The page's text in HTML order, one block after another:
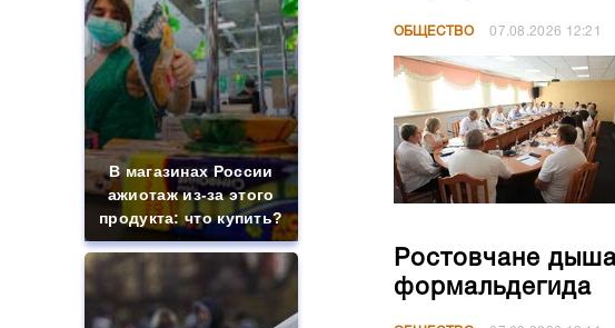
В магазинах России
ажиотаж из-за этого
продукта: что купить?
ОБЩЕСТВО 07.08.2026 12:21
Ростовчане
формальдегида